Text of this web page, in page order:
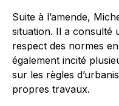
Suite à l’amende,
situation. Il a consulté
respect des normes
également incité
sur les règles
propres travaux.